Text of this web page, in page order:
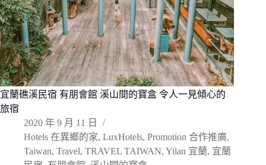
宜蘭礁溪民宿 有朋會館 溪山間的寶盒 令人一見傾心的
旅宿
2020 年 9 月 11 日
Hotels 在異鄉的家, LuxHotels, Promotion 合作推廣,
Taiwan, Travel, TRAVEL TAIWAN, Yilan 宜蘭, 宜蘭